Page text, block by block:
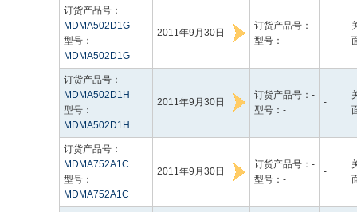
订货产品号：
MDMA502D1G
型号：
MDMA502D1G
2011年9月30日
订货产品号：-
型号：-
-
订货产品号：
MDMA502D1H
型号：
MDMA502D1H
2011年9月30日
订货产品号：-
型号：-
-
订货产品号：
MDMA752A1C
型号：
MDMA752A1C
2011年9月30日
订货产品号：-
型号：-
-